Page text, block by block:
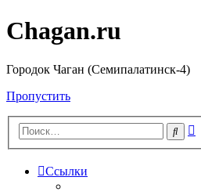
Chagan.ru
Городок Чаган (Семипалатинск-4)
Пропустить
Поиск
Ссылки